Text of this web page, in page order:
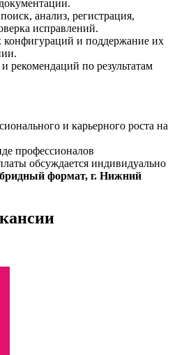
анализ, регистрация,
исправлений.
конфигураций и поддержание их
рекомендаций по результатам
и карьерного роста на
профессионалов
обсуждается индивидуально
формат, г. Нижний